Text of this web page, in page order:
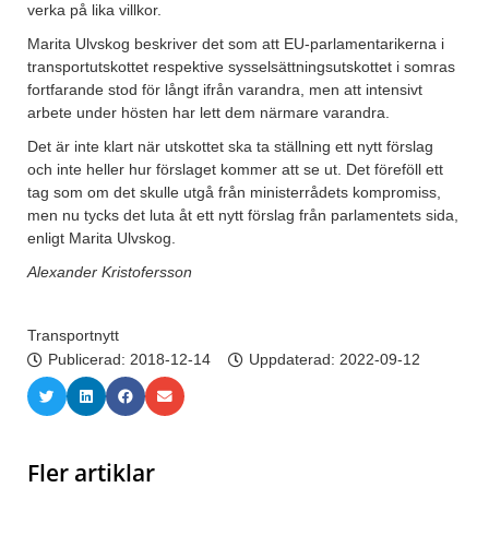
verka på lika villkor.
Marita Ulvskog beskriver det som att EU-parlamentarikerna i
transportutskottet respektive sysselsättningsutskottet i somras
fortfarande stod för långt ifrån varandra, men att intensivt
arbete under hösten har lett dem närmare varandra.
Det är inte klart när utskottet ska ta ställning ett nytt förslag
och inte heller hur förslaget kommer att se ut. Det föreföll ett
tag som om det skulle utgå från ministerrådets kompromiss,
men nu tycks det luta åt ett nytt förslag från parlamentets sida,
enligt Marita Ulvskog.
Alexander Kristofersson
Transportnytt
Publicerad: 2018-12-14 Uppdaterad: 2022-09-12
Fler artiklar